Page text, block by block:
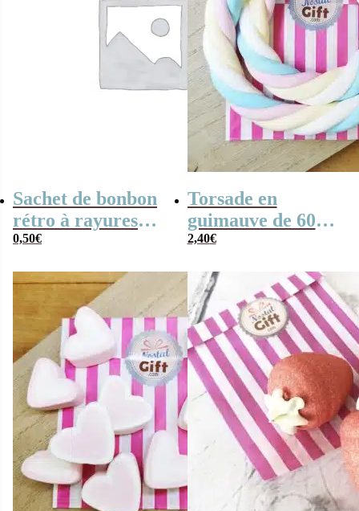
Sachet de bonbon
rétro à rayures
dorées et blanches
0,50€
Torsade en
guimauve de 60
cm – Cable de
2,40€